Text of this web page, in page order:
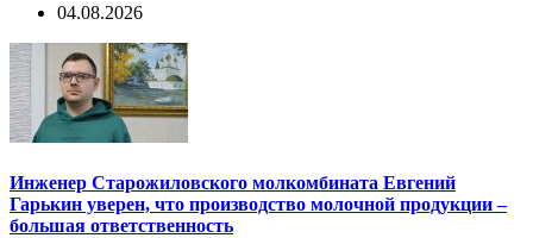
04.08.2026
Инженер Старожиловского молкомбината Евгений
Гарькин уверен, что производство молочной продукции –
большая ответственность